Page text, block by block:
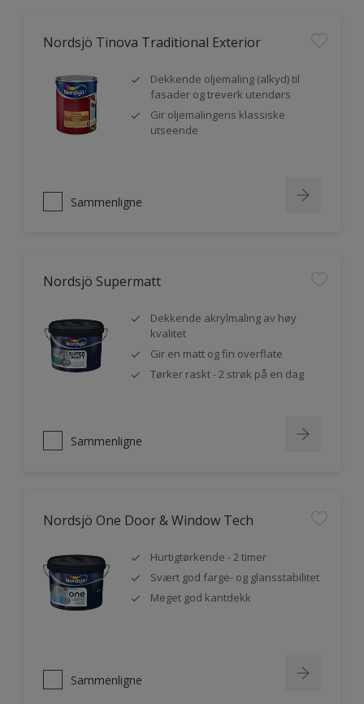
Nordsjö Tinova Traditional Exterior
Dekkende oljemaling (alkyd) til
fasader og treverk utendørs
Gir oljemalingens klassiske
utseende
Sammenligne
Nordsjö Supermatt
Dekkende akrylmaling av høy
kvalitet
Gir en matt og fin overflate
Tørker raskt - 2 strøk på en dag
Sammenligne
Nordsjö One Door & Window Tech
Hurtigtørkende - 2 timer
Svært god farge- og glansstabilitet
Meget god kantdekk
Sammenligne